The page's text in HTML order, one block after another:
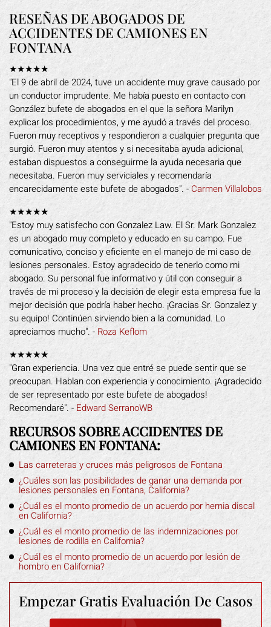
RESEÑAS DE ABOGADOS DE
ACCIDENTES DE CAMIONES EN
FONTANA
★★★★★
"El 9 de abril de 2024, tuve un accidente muy grave causado por
un conductor imprudente. Me había puesto en contacto con
González bufete de abogados en el que la señora Marilyn
explicar los procedimientos, y me ayudó a través del proceso.
Fueron muy receptivos y respondieron a cualquier pregunta que
surgió. Fueron muy atentos y si necesitaba ayuda adicional,
estaban dispuestos a conseguirme la ayuda necesaria que
necesitaba. Fueron muy serviciales y recomendaría
encarecidamente este bufete de abogados". - Carmen Villalobos
★★★★★
"Estoy muy satisfecho con Gonzalez Law. El Sr. Mark Gonzalez
es un abogado muy completo y educado en su campo. Fue
comunicativo, conciso y eficiente en el manejo de mi caso de
lesiones personales. Estoy agradecido de tenerlo como mi
abogado. Su personal fue informativo y útil con conseguir a
través de mi proceso y la decisión de elegir esta empresa fue la
mejor decisión que podría haber hecho. ¡Gracias Sr. Gonzalez y
su equipo! Continúen sirviendo bien a la comunidad. Lo
apreciamos mucho". - Roza Keflom
★★★★★
"Gran experiencia. Una vez que entré se puede sentir que se
preocupan. Hablan con experiencia y conocimiento. ¡Agradecido
de ser representado por este bufete de abogados!
Recomendaré". - Edward SerranoWB
RECURSOS SOBRE ACCIDENTES DE
CAMIONES EN FONTANA:
Las carreteras y cruces más peligrosos de Fontana
¿Cuáles son las posibilidades de ganar una demanda por
lesiones personales en Fontana, California?
¿Cuál es el monto promedio de un acuerdo por hernia discal
en California?
¿Cuál es el monto promedio de las indemnizaciones por
lesiones de rodilla en California?
¿Cuál es el monto promedio de un acuerdo por lesión de
hombro en California?
Empezar GratisEvaluación De Casos